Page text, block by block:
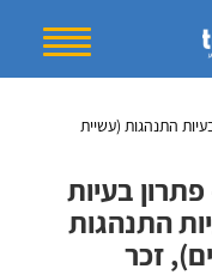
התנהגות (עשיית
בעיות
התנהגות
זכר